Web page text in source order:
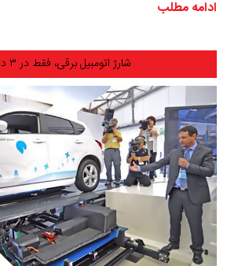
ادامه مطلب
شارژ اتومبیل برقی، فقط در ۳ دقیقه